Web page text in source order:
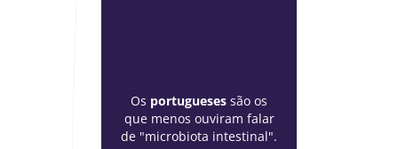
Os portugueses são os
que menos ouviram falar
de "microbiota intestinal".